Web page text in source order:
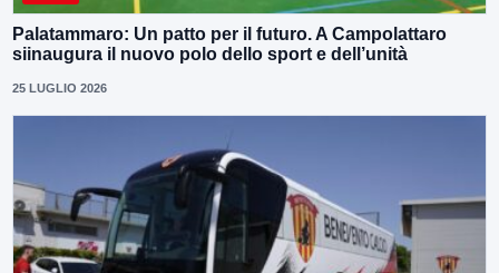
Palatammaro: Un patto per il futuro. A Campolattaro
siinaugura il nuovo polo dello sport e dell’unità
25 LUGLIO 2026